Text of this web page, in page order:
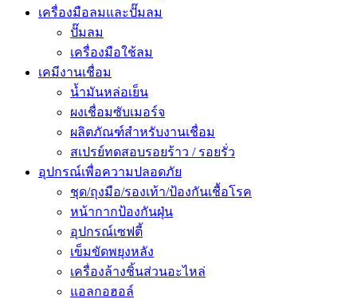
เครื่องมือลมและปั๊มลม
ปั๊มลม
เครื่องมือใช้ลม
เคมีงานเชื่อม
น้ำมันหล่อเย็น
ผงเชื่อมซับเมอร์จ
ผลิตภัณฑ์สำหรับงานเชื่อม
สเปรย์ทดสอบรอยร้าว / รอยรั่ว
อุปกรณ์เพื่อความปลอดภัย
ชุด/ถุงมือ/รองเท้า/ป้องกันเชื้อโรค
หน้ากากป้องกันฝุ่น
อุปกรณ์เซฟตี้
เข็มขัดพยุงหลัง
เครื่องล้างชิ้นส่วนอะไหล่
แอลกอฮอล์